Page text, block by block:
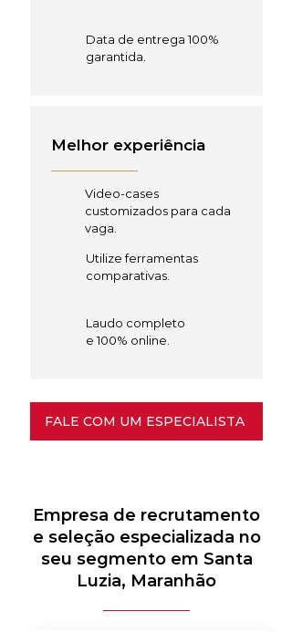
Data de entrega 100%
garantida.
Melhor experiência
Video-cases
customizados para cada
vaga.
Utilize ferramentas
comparativas.
Laudo completo
e 100% online.
FALE COM UM ESPECIALISTA
Empresa de recrutamento
e seleção especializada no
seu segmento em Santa
Luzia, Maranhão